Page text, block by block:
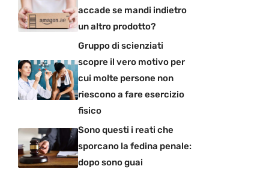
accade se mandi indietro
un altro prodotto?
Gruppo di scienziati
scopre il vero motivo per
cui molte persone non
riescono a fare esercizio
fisico
Sono questi i reati che
sporcano la fedina penale:
dopo sono guai